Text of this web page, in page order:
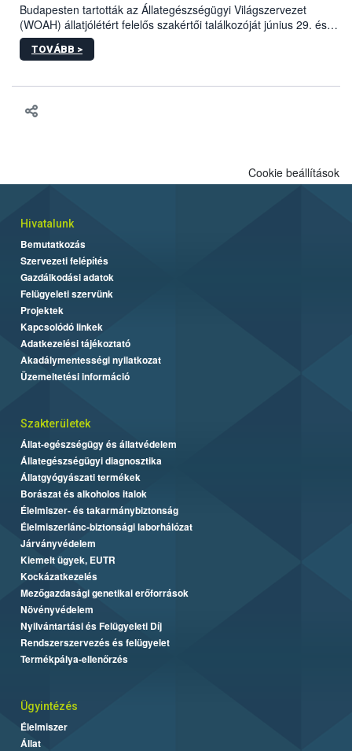
Budapesten tartották az Állategészségügyi Világszervezet
(WOAH) állatjólétért felelős szakértői találkozóját június 29. és
július 2. között. Az Agrár- és Élelmiszergazdaságért Felelős
Minisztérium (AÉM) és a Nemzeti Élelmiszerlánc-biztonsági
gazdasági haszonállatok jólétének elősegítése volt az európai
meg tapasztalatait a gazdasági haszonállatok jólétének
TOVÁBB >
Cookie beállítások
Hivatalunk
Bemutatkozás
Szervezeti felépítés
Gazdálkodási adatok
Felügyeleti szervünk
Projektek
Kapcsolódó linkek
Adatkezelési tájékoztató
Akadálymentességi nyilatkozat
Üzemeltetési információ
Szakterületek
Állat-egészségügy és állatvédelem
Állategészségügyi diagnosztika
Állatgyógyászati termékek
Borászat és alkoholos italok
Élelmiszer- és takarmánybiztonság
Élelmiszerlánc-biztonsági laborhálózat
Járványvédelem
Kiemelt ügyek, EUTR
Kockázatkezelés
Mezőgazdasági genetikai erőforrások
Növényvédelem
Nyilvántartási és Felügyeleti Díj
Rendszerszervezés és felügyelet
Termékpálya-ellenőrzés
Ügyintézés
Élelmiszer
Állat